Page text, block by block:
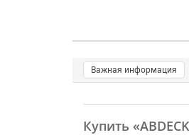
Важная информация
Купить